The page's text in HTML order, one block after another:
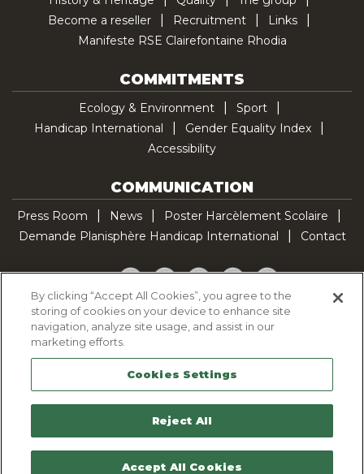
Become a reseller
Recruitment
Links
Manifeste RSE Clairefontaine Rhodia
COMMITMENTS
Ecology & Environment
Sport
Handicap International
Gender Equality Index
Accessibility
COMMUNICATION
Press Room News
Poster Harcèlement Scolaire
Demande Planisphère Handicap International
Contact
Facebook
TwitterYouTubePinterestTikTok
Cookie Policy
Legal Notice
Sitemap
Contactez-nous
By clicking “Accept All Cookies”, you agree to the
storing of cookies on your device to enhance site
navigation, analyze site usage, and assist in our
marketing efforts.
Cookies Settings
Reject All
Accept All Cookies